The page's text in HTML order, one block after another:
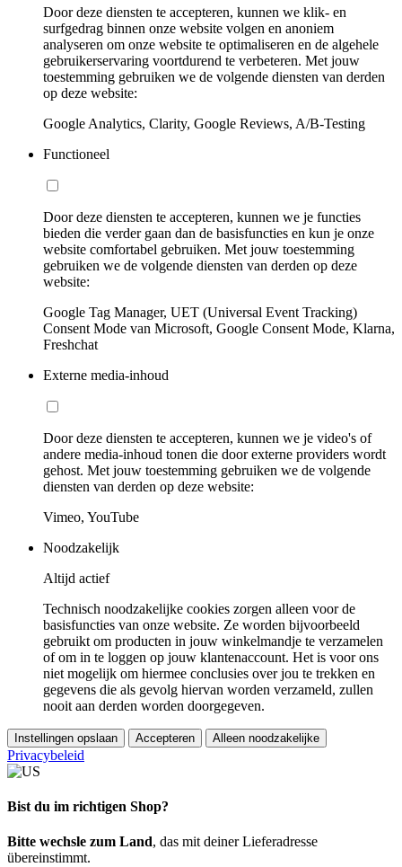
Door deze diensten te accepteren, kunnen we klik- en
surfgedrag binnen onze website volgen en anoniem
analyseren om onze website te optimaliseren en de algehele
gebruikerservaring voortdurend te verbeteren. Met jouw
toestemming gebruiken we de volgende diensten van derden
op deze website:
Google Analytics, Clarity, Google Reviews, A/B-Testing
Functioneel
Door deze diensten te accepteren, kunnen we je functies
bieden die verder gaan dan de basisfuncties en kun je onze
website comfortabel gebruiken. Met jouw toestemming
gebruiken we de volgende diensten van derden op deze
website:
Google Tag Manager, UET (Universal Event Tracking)
Consent Mode van Microsoft, Google Consent Mode, Klarna,
Freshchat
Externe media-inhoud
Door deze diensten te accepteren, kunnen we je video's of
andere media-inhoud tonen die door externe providers wordt
gehost. Met jouw toestemming gebruiken we de volgende
diensten van derden op deze website:
Vimeo, YouTube
Noodzakelijk
Altijd actief
Technisch noodzakelijke cookies zorgen alleen voor de
basisfuncties van onze website. Ze worden bijvoorbeeld
gebruikt om producten in jouw winkelmandje te verzamelen
of om in te loggen op jouw klantenaccount. Het is voor ons
niet mogelijk om hiermee conclusies over jou te trekken en
gegevens die als gevolg hiervan worden verzameld, zullen
nooit aan derden worden doorgegeven.
Instellingen opslaan Accepteren Alleen noodzakelijke
Privacybeleid
Bist du im richtigen Shop?
Bitte wechsle zum Land, das mit deiner Lieferadresse
übereinstimmt.